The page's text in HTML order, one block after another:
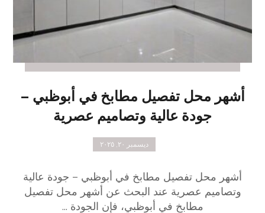
أشهر محل تفصيل مطابخ في أبوظبي –
جودة عالية وتصاميم عصرية
ديسمبر ٢٠, ٢٠٢٥
أشهر محل تفصيل مطابخ في أبوظبي – جودة عالية
وتصاميم عصرية عند البحث عن أشهر محل تفصيل
مطابخ في أبوظبي، فإن الجودة ...